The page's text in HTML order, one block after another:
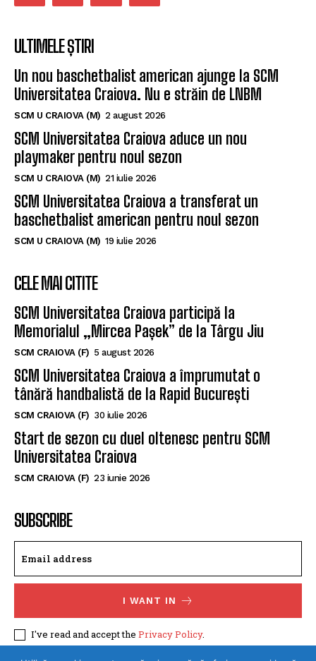
ULTIMELE ȘTIRI
Un nou baschetbalist american ajunge la SCM
Universitatea Craiova. Nu e străin de LNBM
SCM U CRAIOVA (M) 2 august 2026
SCM Universitatea Craiova aduce un nou
playmaker pentru noul sezon
SCM U CRAIOVA (M) 21 iulie 2026
SCM Universitatea Craiova a transferat un
baschetbalist american pentru noul sezon
CELE MAI CITITE
SCM Universitatea Craiova participă la
Memorialul „Mircea Pașek” de la Târgu Jiu
SCM CRAIOVA (F) 5 august 2026
SCM Universitatea Craiova a împrumutat o
tânără handbalistă de la Rapid București
SCM CRAIOVA (F) 30 iulie 2026
Start de sezon cu duel oltenesc pentru SCM
Universitatea Craiova
SUBSCRIBE